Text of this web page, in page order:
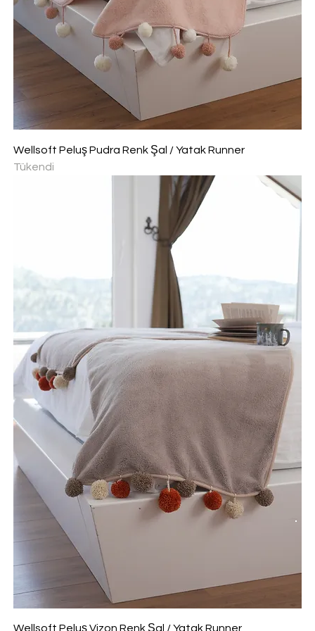
Wellsoft Peluş Pudra Renk Şal / Yatak Runner
Tükendi
Wellsoft Peluş Vizon Renk Şal / Yatak Runner